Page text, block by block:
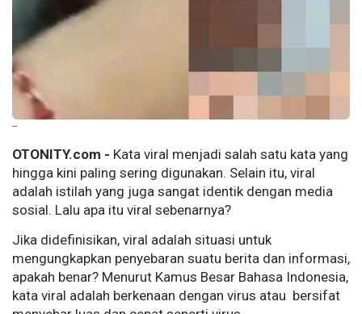
--
OTONITY.com - Kata viral menjadi salah satu kata yang
hingga kini paling sering digunakan. Selain itu, viral
adalah istilah yang juga sangat identik dengan media
sosial. Lalu apa itu viral sebenarnya?
Jika didefinisikan, viral adalah situasi untuk
mengungkapkan penyebaran suatu berita dan informasi,
apakah benar? Menurut Kamus Besar Bahasa Indonesia,
kata viral adalah berkenaan dengan virus atau bersifat